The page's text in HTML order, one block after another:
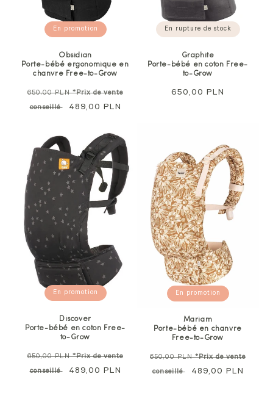
En promotion
Obsidian
Porte-bébé ergonomique en
chanvre Free-to-Grow
Prix
normal
650,00 PLN*Prix de vente
conseillé
Prix
489,00 PLN
En rupture de stock
Graphite
Porte-bébé en coton Free-
to-Grow
Prix
650,00 PLN
En promotion
Discover
Porte-bébé en coton Free-
to-Grow
Prix
normal
650,00 PLN*Prix de vente
conseillé
Prix
489,00 PLN
En promotion
Mariam
Porte-bébé en chanvre
Free-to-Grow
Prix
normal
650,00 PLN*Prix de vente
conseillé
Prix
489,00 PLN